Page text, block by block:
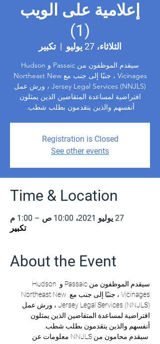
إعلامية على الويب
(1)
الثلاثاء، 27 يوليو
  |
تكبير
سيقدم الموظفون من Passaic و Hudson
Vicinages ، جنبًا إلى جنب مع Northeast New
Jersey Legal Services (NNJLS) ، ورش عمل
افتراضية لمساعدة المتقاضين الذين يمثلون
أنفسهم والذين يتقدمون بطلب شطب.
Registration is Closed
See other events
Time & Location
27 يوليو 2021، 10:00 ص – 1:00 م
تكبير
About the Event
سيقدم الموظفون من Passaic و Hudson
Vicinages ، جنبًا إلى جنب مع Northeast New
Jersey Legal Services (NNJLS) ، ورش عمل
افتراضية لمساعدة المتقاضين الذين يمثلون
أنفسهم والذين يتقدمون بطلب شطب.
سيقدم محامون من NNJLS معلومات عن